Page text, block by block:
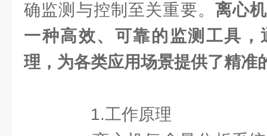
确监测与控制至关重要。 离心
一种高效、可靠的监测工具
理，为各类应用场景提供了精准
1.工作原理